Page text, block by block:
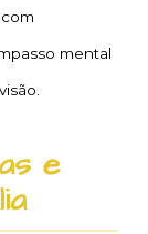
mental
e